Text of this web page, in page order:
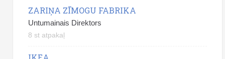
ZARIŅA ZĪMOGU FABRIKA
Untumainais Direktors
8 st atpakaļ